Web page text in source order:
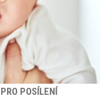
POSÍLENÍ